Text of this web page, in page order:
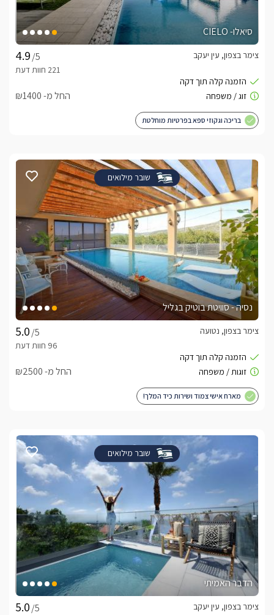
סיאלו- CIELO
/5
צימר בצפון, עין יעקב
החל מ- ₪1400
בריכה וגקוזי ספא בפרטיות מוחלטת
שובר מילואים
נסיה - סוויטת בוטיק בגליל
/5
צימר בצפון, נטועה
החל מ- ₪2500
מארח אישי צמוד ושירות כיד המלך!
שובר מילואים
הדבר האמיתי
/5
צימר בצפון, עין יעקב